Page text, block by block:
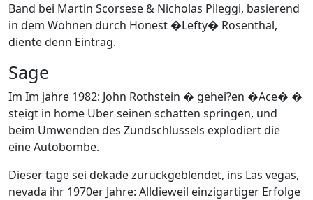
Band bei Martin Scorsese & Nicholas Pileggi, basierend
in dem Wohnen durch Honest �Lefty� Rosenthal,
diente denn Eintrag.
Sage
Im Im jahre 1982: John Rothstein � gehei?en �Ace� �
steigt in home Uber seinen schatten springen, und
beim Umwenden des Zundschlussels explodiert die
eine Autobombe.
Dieser tage sei dekade zuruckgeblendet, ins Las vegas,
nevada ihr 1970er Jahre: Alldieweil einzigartiger Erfolge